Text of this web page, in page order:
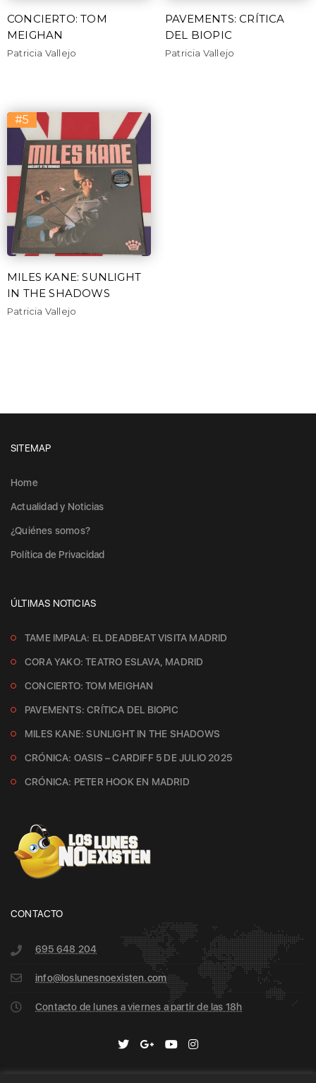
CONCIERTO: TOM
MEIGHAN
Patricia Vallejo
PAVEMENTS: CRÍTICA
DEL BIOPIC
Patricia Vallejo
#5
MILES KANE: SUNLIGHT
IN THE SHADOWS
Patricia Vallejo
SITEMAP
Home
Actualidad y Noticias
¿Quiénes somos?
Política de Privacidad
ÚLTIMAS NOTICIAS
TAME IMPALA: EL DEADBEAT VISITA MADRID
CORA YAKO: TEATRO ESLAVA, MADRID
CONCIERTO: TOM MEIGHAN
PAVEMENTS: CRÍTICA DEL BIOPIC
MILES KANE: SUNLIGHT IN THE SHADOWS
CRÓNICA: OASIS – CARDIFF 5 DE JULIO 2025
CRÓNICA: PETER HOOK EN MADRID
CONTACTO
695 648 204
info@loslunesnoexisten.com
Contacto de lunes a viernes a partir de las 18h